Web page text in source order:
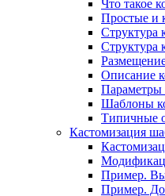
Что такое
Простые и
Структура
Структура
Описание
Параметры
Шаблоны
Типичные
Кастомизация
Пример.
Пример.